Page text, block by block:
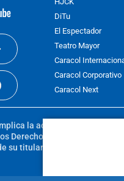
youtube-
DiTu
El Espectador
Teatro Mayor
Caracol
Caracol Corporativo
Caracol Next
la aceptación de los
Derechos Reservados
su titular. Reproduction in